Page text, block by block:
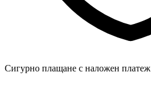
Сигурно плащане с наложен платеж